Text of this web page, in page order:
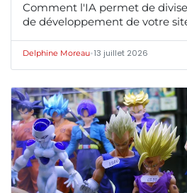
Comment l'IA permet de
de développement de votre
Delphine Moreau•13 juillet 2026